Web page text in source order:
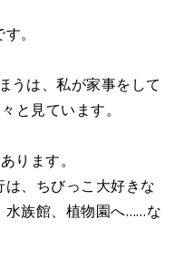
。
うは、私が家事をして
と見ています。
ります。
、ちびっこ大好きな
水族館、植物園へ……な